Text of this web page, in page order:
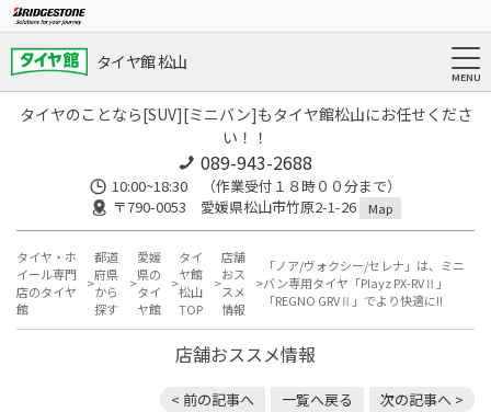
タイヤ館 松山
タイヤのことなら[SUV][ミニバン]もタイヤ館松山にお任せくださ
い！！
089-943-2688
10:00~18:30 （作業受付１８時００分まで）
〒790-0053 愛媛県松山市竹原2-1-26
Map
タイヤ・ホ
イール専門
店のタイヤ
館
都道
府県
から
探す
愛媛
県の
タイ
ヤ館
タイ
ヤ館
松山
TOP
店舗
おス
スメ
情報
「ノア/ヴォクシー/セレナ」は、ミニ
バン専用タイヤ「Playz PX-RVⅡ」
「REGNO GRVⅡ」でより快適に!!
店舗おススメ情報
< 前の記事へ 一覧へ戻る 次の記事へ >